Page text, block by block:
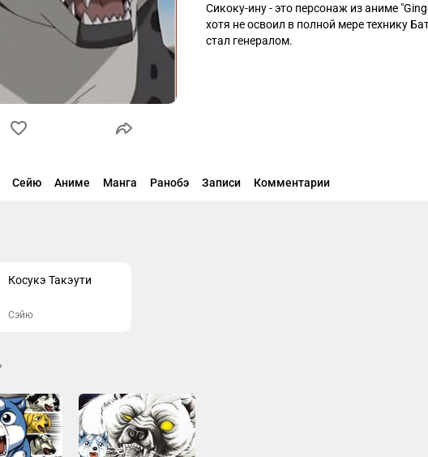
Сикоку-ину - это персонаж из аниме
хотя не освоил в полной мере технику
стал генералом.
Сейю Аниме Манга Ранобэ Записи Комментарии
Косукэ Такэути
Сэйю